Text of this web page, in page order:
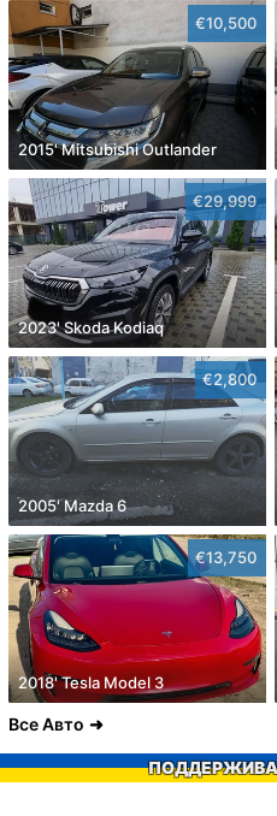
€10,500
2015' Mitsubishi Outlander
€29,999
2023' Skoda Kodiaq
€2,800
2005' Mazda 6
€13,750
2018' Tesla Model 3
Все Авто